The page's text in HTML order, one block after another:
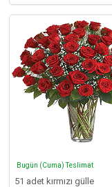
Bugün (Cuma) Teslimat
51 adet kırmızı gülle